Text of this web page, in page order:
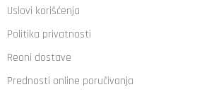
Uslovi korišćenja
Politika privatnosti
Reoni dostave
Prednosti online poručivanja